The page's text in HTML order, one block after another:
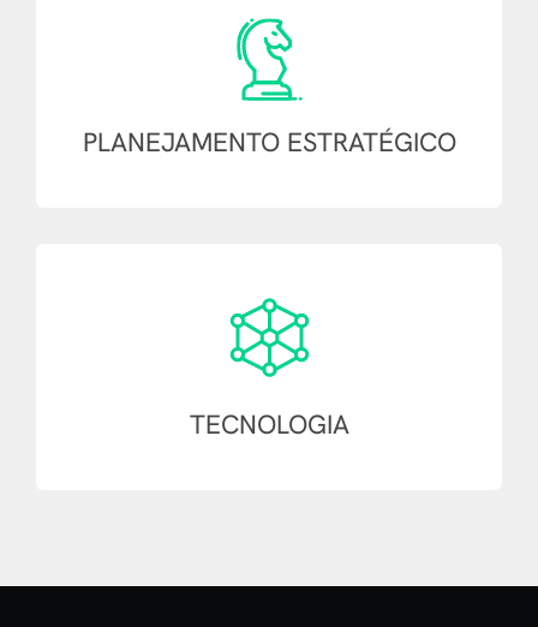
PLANEJAMENTO ESTRATÉGICO
TECNOLOGIA